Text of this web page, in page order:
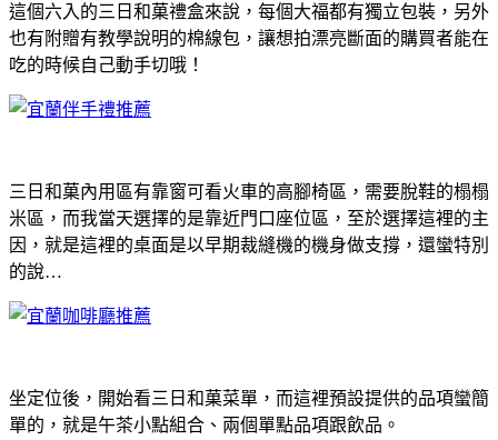
這個六入的三日和菓禮盒來說，每個大福都有獨立包裝，另外
也有附贈有教學說明的棉線包，讓想拍漂亮斷面的購買者能在
吃的時候自己動手切哦！
三日和菓內用區有靠窗可看火車的高腳椅區，需要脫鞋的榻榻
米區，而我當天選擇的是靠近門口座位區，至於選擇這裡的主
因，就是這裡的桌面是以早期裁縫機的機身做支撐，還蠻特別
的說…
坐定位後，開始看三日和菓菜單，而這裡預設提供的品項蠻簡
單的，就是午茶小點組合、兩個單點品項跟飲品。